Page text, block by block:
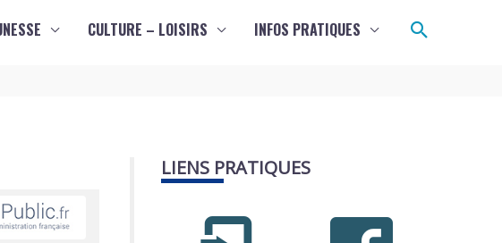
CULTURE – LOISIRS INFOS PRATIQUES
LIENS PRATIQUES